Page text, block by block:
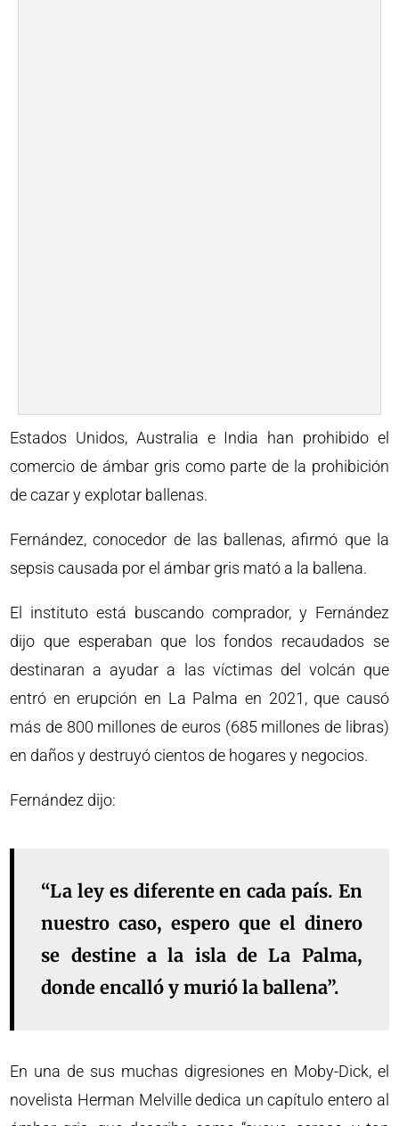
Estados Unidos, Australia e India han prohibido el
comercio de ámbar gris como parte de la prohibición
de cazar y explotar ballenas.
Fernández, conocedor de las ballenas, afirmó que la
sepsis causada por el ámbar gris mató a la ballena.
El instituto está buscando comprador, y Fernández
dijo que esperaban que los fondos recaudados se
destinaran a ayudar a las víctimas del volcán que
entró en erupción en La Palma en 2021, que causó
más de 800 millones de euros (685 millones de libras)
en daños y destruyó cientos de hogares y negocios.
Fernández dijo:
“La ley es diferente en cada país. En
nuestro caso, espero que el dinero
se destine a la isla de La Palma,
donde encalló y murió la ballena”.
En una de sus muchas digresiones en Moby-Dick, el
novelista Herman Melville dedica un capítulo entero al